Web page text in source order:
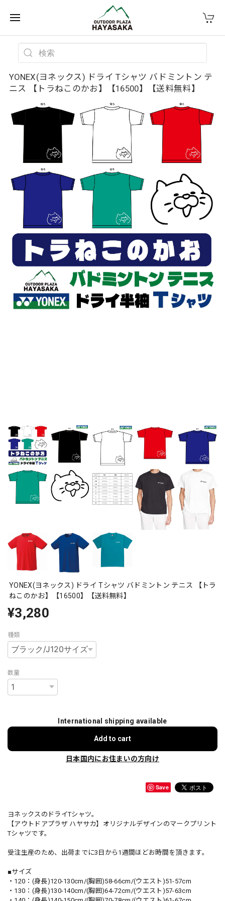
YONEX(ヨネックス) ドライ Tシャツ バドミントン テ
ニス 【トラねこのかお】【16500】【送料無料】
YONEX(ヨネックス) ドライ Tシャツ バドミントン テニス 【トラ
ねこのかお】【16500】【送料無料】
¥3,280
種類
数量
International shipping available
Add to cart
日本国内にお住まいの方向け
Save
ヨネックスのドライTシャツ。
【アウトドアプラザ ハヤサカ】オリジナルデザインのマークプリント
Tシャツです。
受注生産のため、出荷までに3日から1週間ほどお時間を頂きます。
■サイズ
・120：(身長)120-130cm/(胸囲)58-66cm/(ウエスト)51-57cm
・130：(身長)130-140cm/(胸囲)64-72cm/(ウエスト)57-63cm